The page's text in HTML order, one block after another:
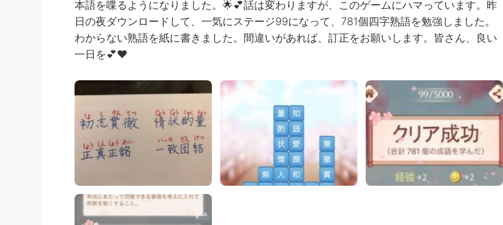
本語を喋るようになりました。🌟💕話は変わりますが、このゲームにハマっています。昨
日の夜ダウンロードして、一気にステージ99になって、781個四字熟語を勉強しました。
わからない熟語を紙に書きました。間違いがあれば、訂正をお願いします。皆さん、良い
一日を💕❤